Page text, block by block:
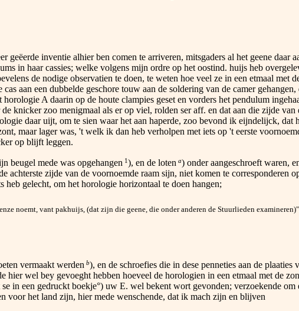
inventie alhier ben comen te arriveren, mitsgaders al het geene daar
in haar cassies; welke volgens mijn ordre op het oostind. huijs heb
de nodige observatien te doen, te weten hoe veel ze in een etmaal met
aan een dubbelde geschore touw aan de soldering van de camer
horologie A daarin op de houte clampies geset en vorders het pendulum
knicker zoo menigmaal als er op viel, rolden ser aff. en dat aan die zijde
daar uijt, om te sien waar het aan haperde, zoo bevond ik eijndelijck,
maar lager was, 't welk ik dan heb verholpen met iets op 't eerste
op blijft leggen.
beugel mede was opgehangen 1), en de loten a) onder aangeschroeft waren,
achterste zijde van de voornoemde raam sijn, niet komen te corresponderen
heb gelecht, om het horologie horizontaal te doen hangen;
noemt, vant pakhuijs, (dat zijn die geene, die onder anderen de Stuurlieden
vermaakt werden b), en de schroefies die in dese penneties aan de
hier wel bey gevoeght hebben hoeveel de horologien in een etmaal met de
in een gedruckt boekje°) uw E. wel bekent wort gevonden; verzoekende
voor het land zijn, hier mede wenschende, dat ik mach zijn en blijven